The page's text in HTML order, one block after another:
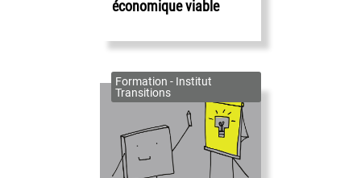
économique viable
Formation - Institut
Transitions